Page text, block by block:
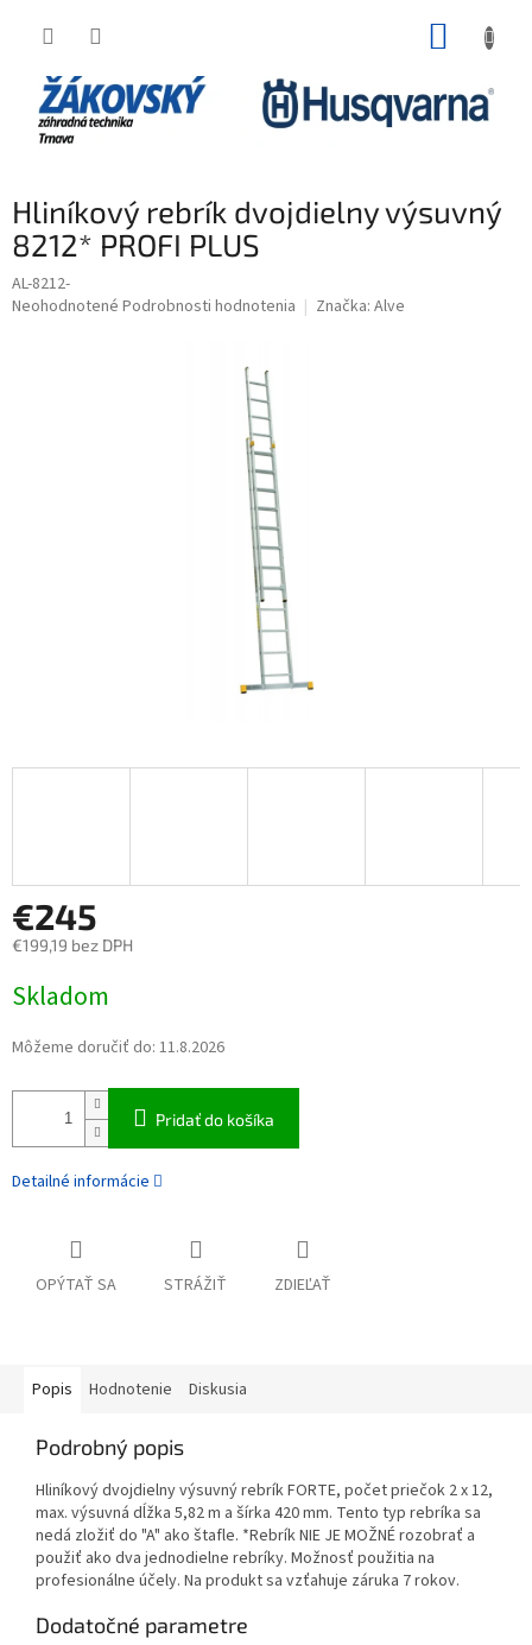
Hliníkový rebrík dvojdielny výsuvný
8212* PROFI PLUS
AL-8212-
Priemerné hodnotenie produktu je 0,0 z 5 hviezdičiek.
Neohodnotené Podrobnosti hodnotenia Značka: Alve
€245
€199,19 bez DPH
Skladom
Môžeme doručiť do: 11.8.2026
Pridať do košíka
Detailné informácie
OPÝTAŤ SA STRÁŽIŤ ZDIEĽAŤ
Popis Hodnotenie Diskusia
Podrobný popis
Hliníkový dvojdielny výsuvný rebrík FORTE, počet priečok 2 x 12,
max. výsuvná dĺžka 5,82 m a šírka 420 mm. Tento typ rebríka sa
nedá zložiť do "A" ako štafle. *Rebrík NIE JE MOŽNÉ rozobrať a
použiť ako dva jednodielne rebríky. Možnosť použitia na
profesionálne účely. Na produkt sa vzťahuje záruka 7 rokov.
Dodatočné parametre